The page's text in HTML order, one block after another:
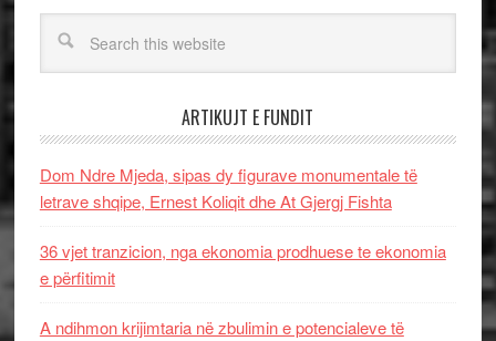
ARTIKUJT E FUNDIT
Dom Ndre Mjeda, sipas dy figurave monumentale të
letrave shqipe, Ernest Koliqit dhe At Gjergj Fishta
36 vjet tranzicion, nga ekonomia prodhuese te ekonomia
e përfitimit
A ndihmon krijimtaria në zbulimin e potencialeve të